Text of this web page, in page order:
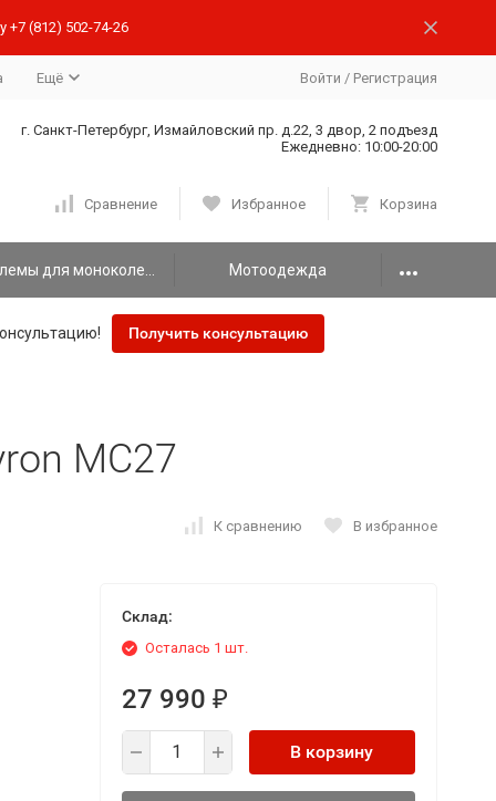
+7 (812) 502-74-26
Ещё Войти / Регистрация
г. Санкт-Петербург, Измайловский пр. д.22, 3 двор, 2 подъезд
Ежедневно: 10:00-20:00
Сравнение Избранное Корзина
Мотоодежда
Получить консультацию
MC27
К сравнению В избранное
Склад:
Осталась 1 шт.
27 990 ₽
В корзину